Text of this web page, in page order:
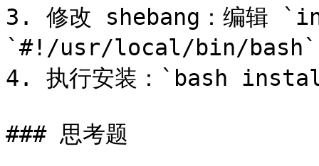
3. 修改 shebang：编辑
`#!/usr/local/bin/bash`，
4. 执行安装：`bash
### 思考题